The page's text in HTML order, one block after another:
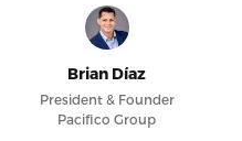
Brian Díaz
President & Founder
Pacifico Group